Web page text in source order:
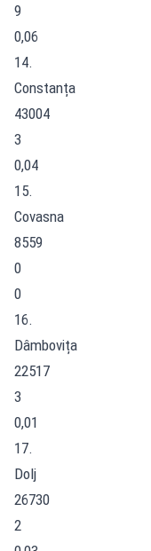
9
0,06
14.
Constanța
43004
3
0,04
15.
Covasna
8559
0
0
16.
Dâmbovița
22517
3
0,01
17.
Dolj
26730
2